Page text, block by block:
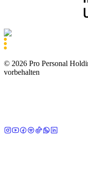
© 2026 Pro Personal
vorbehalten